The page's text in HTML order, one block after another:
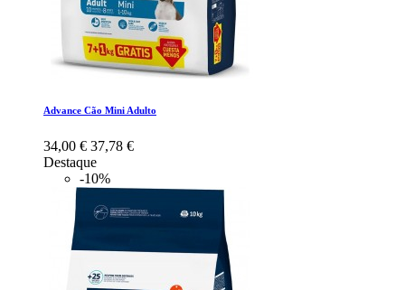
Advance Cão Mini Adulto
34,00 € 37,78 €
Destaque
-10%